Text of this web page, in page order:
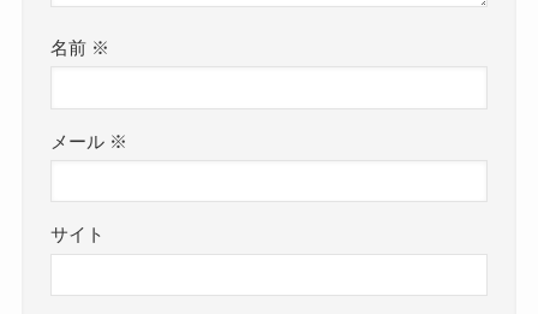
名前 ※
メール ※
サイト